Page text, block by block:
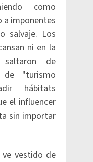
como
imponentes
salvaje. Los
ni en la
de
"turismo
hábitats
el influencer
sin importar
vestido de